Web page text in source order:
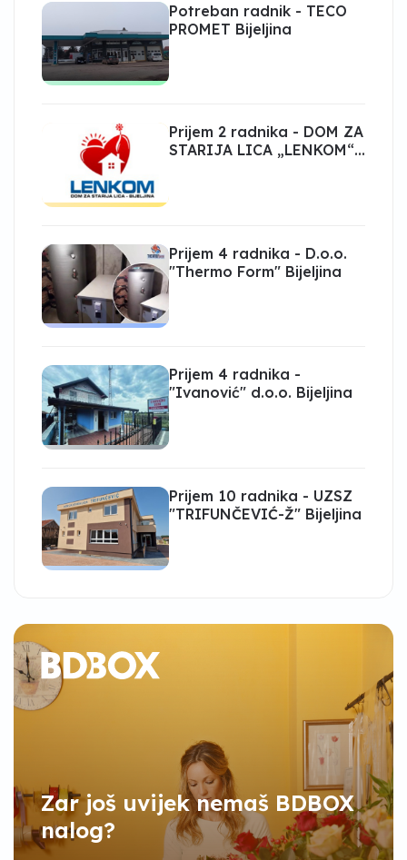
Potreban radnik - TECO
PROMET Bijeljina
Prijem 2 radnika - DOM ZA
STARIJA LICA „LENKOM“
Prijem 4 radnika - D.o.o.
"Thermo Form" Bijeljina
Prijem 4 radnika -
"Ivanović" d.o.o. Bijeljina
Prijem 10 radnika - UZSZ
"TRIFUNČEVIĆ-Ž" Bijeljina
Zar još uvijek nemaš BDBOX
nalog?